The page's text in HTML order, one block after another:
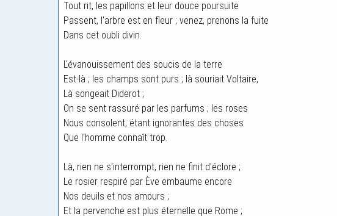
Tout rit, les papillons et leur douce poursuite
Passent, l'arbre est en fleur ; venez, prenons la fuite
Dans cet oubli divin.
L'évanouissement des soucis de la terre
Est-là ; les champs sont purs ; là souriait Voltaire,
Là songeait Diderot ;
On se sent rassuré par les parfums ; les roses
Nous consolent, étant ignorantes des choses
Que l'homme connaît trop.
Là, rien ne s'interrompt, rien ne finit d'éclore ;
Le rosier respiré par Ève embaume encore
Nos deuils et nos amours ;
Et la pervenche est plus éternelle que Rome ;